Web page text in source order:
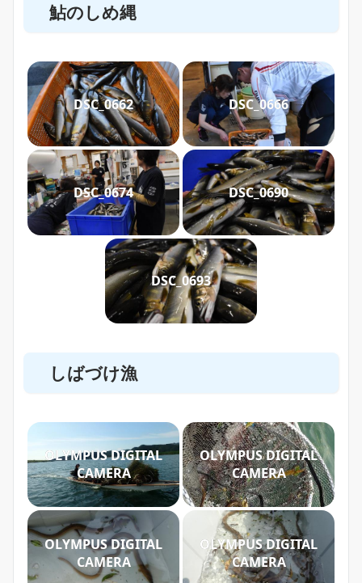
鮎のしめ縄
DSC_0662 DSC_0666
DSC_0674 DSC_0690
DSC_0693
しばづけ漁
OLYMPUS DIGITAL
CAMERA
OLYMPUS DIGITAL
CAMERA
OLYMPUS DIGITAL
CAMERA
OLYMPUS DIGITAL
CAMERA